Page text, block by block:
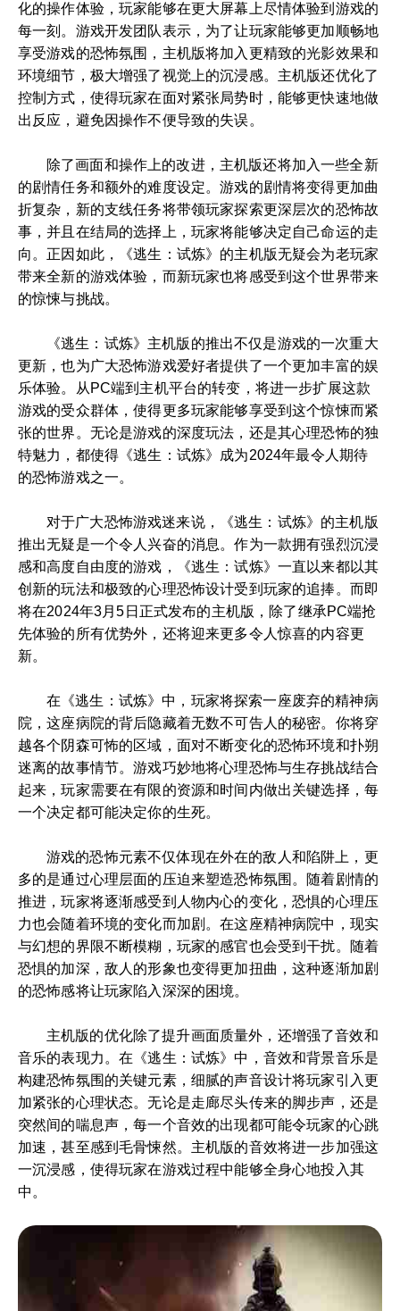
化的操作体验，玩家能够在更大屏幕上尽情体验到游戏的
每一刻。游戏开发团队表示，为了让玩家能够更加顺畅地
享受游戏的恐怖氛围，主机版将加入更精致的光影效果和
环境细节，极大增强了视觉上的沉浸感。主机版还优化了
控制方式，使得玩家在面对紧张局势时，能够更快速地做
出反应，避免因操作不便导致的失误。
除了画面和操作上的改进，主机版还将加入一些全新
的剧情任务和额外的难度设定。游戏的剧情将变得更加曲
折复杂，新的支线任务将带领玩家探索更深层次的恐怖故
事，并且在结局的选择上，玩家将能够决定自己命运的走
向。正因如此，《逃生：试炼》的主机版无疑会为老玩家
带来全新的游戏体验，而新玩家也将感受到这个世界带来
的惊悚与挑战。
《逃生：试炼》主机版的推出不仅是游戏的一次重大
更新，也为广大恐怖游戏爱好者提供了一个更加丰富的娱
乐体验。从PC端到主机平台的转变，将进一步扩展这款
游戏的受众群体，使得更多玩家能够享受到这个惊悚而紧
张的世界。无论是游戏的深度玩法，还是其心理恐怖的独
特魅力，都使得《逃生：试炼》成为2024年最令人期待
的恐怖游戏之一。
对于广大恐怖游戏迷来说，《逃生：试炼》的主机版
推出无疑是一个令人兴奋的消息。作为一款拥有强烈沉浸
感和高度自由度的游戏，《逃生：试炼》一直以来都以其
创新的玩法和极致的心理恐怖设计受到玩家的追捧。而即
将在2024年3月5日正式发布的主机版，除了继承PC端抢
先体验的所有优势外，还将迎来更多令人惊喜的内容更
新。
在《逃生：试炼》中，玩家将探索一座废弃的精神病
院，这座病院的背后隐藏着无数不可告人的秘密。你将穿
越各个阴森可怖的区域，面对不断变化的恐怖环境和扑朔
迷离的故事情节。游戏巧妙地将心理恐怖与生存挑战结合
起来，玩家需要在有限的资源和时间内做出关键选择，每
一个决定都可能决定你的生死。
游戏的恐怖元素不仅体现在外在的敌人和陷阱上，更
多的是通过心理层面的压迫来塑造恐怖氛围。随着剧情的
推进，玩家将逐渐感受到人物内心的变化，恐惧的心理压
力也会随着环境的变化而加剧。在这座精神病院中，现实
与幻想的界限不断模糊，玩家的感官也会受到干扰。随着
恐惧的加深，敌人的形象也变得更加扭曲，这种逐渐加剧
的恐怖感将让玩家陷入深深的困境。
主机版的优化除了提升画面质量外，还增强了音效和
音乐的表现力。在《逃生：试炼》中，音效和背景音乐是
构建恐怖氛围的关键元素，细腻的声音设计将玩家引入更
加紧张的心理状态。无论是走廊尽头传来的脚步声，还是
突然间的喘息声，每一个音效的出现都可能令玩家的心跳
加速，甚至感到毛骨悚然。主机版的音效将进一步加强这
一沉浸感，使得玩家在游戏过程中能够全身心地投入其
中。